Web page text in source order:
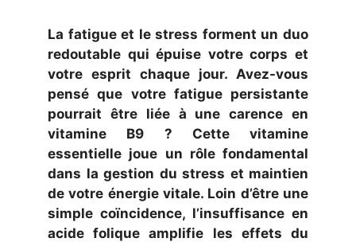
La fatigue et le stress forment un duo
redoutable qui épuise votre corps et
votre esprit chaque jour. Avez-vous
pensé que votre fatigue persistante
pourrait être liée à une carence en
vitamine B9 ? Cette vitamine
essentielle joue un rôle fondamental
dans la gestion du stress et maintien
de votre énergie vitale. Loin d’être une
simple coïncidence, l’insuffisance en
acide folique amplifie les effets du